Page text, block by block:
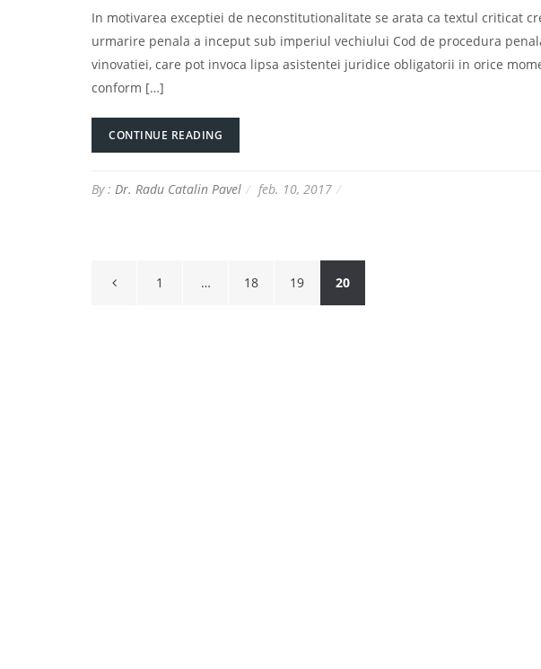
In motivarea exceptiei de neconstitutionalitate se arata ca textul criticat
urmarire penala a inceput sub imperiul vechiului Cod de procedura
vinovatiei, care pot invoca lipsa asistentei juridice obligatorii in orice
conform […]
CONTINUE READING
By : Dr. Radu Catalin Pavel feb. 10, 2017
Paginație
1 … 18 19 20